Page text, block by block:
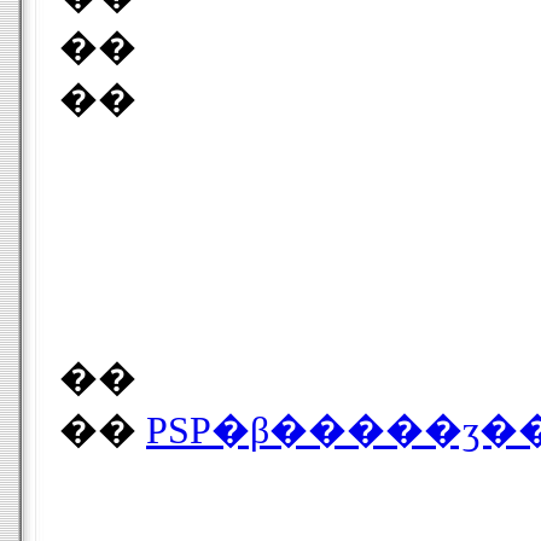
��
��
��
��